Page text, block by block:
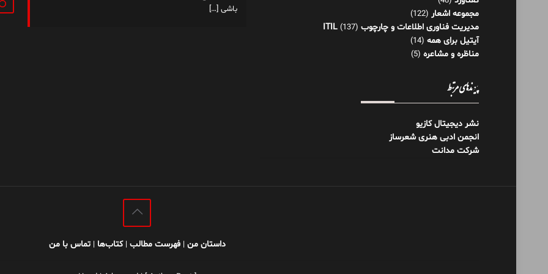
مجموعه اشعار (122)
مدیریت فناوری اطلاعات و چارچوب ITIL (137)
آیتیل برای همه (14)
مناظره و مشاعره (5)
پیوندهای مرتبط
نشر دیجیتال کازیو
انجمن ادبی هنری شعرساز
شرکت مدانت
باشی […]
داستان من |فهرست مطالب |کتاب‌ها |تماس با من